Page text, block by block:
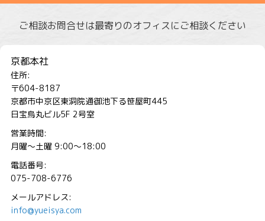
ご相談お問合せは最寄りのオフィスにご相談ください
京都本社
住所:
〒604-8187
京都市中京区東洞院通御池下る笹屋町445
日宝烏丸ビル5F 2号室
営業時間:
月曜～土曜 9:00～18:00
電話番号:
075-708-6776
メールアドレス:
info@yueisya.com